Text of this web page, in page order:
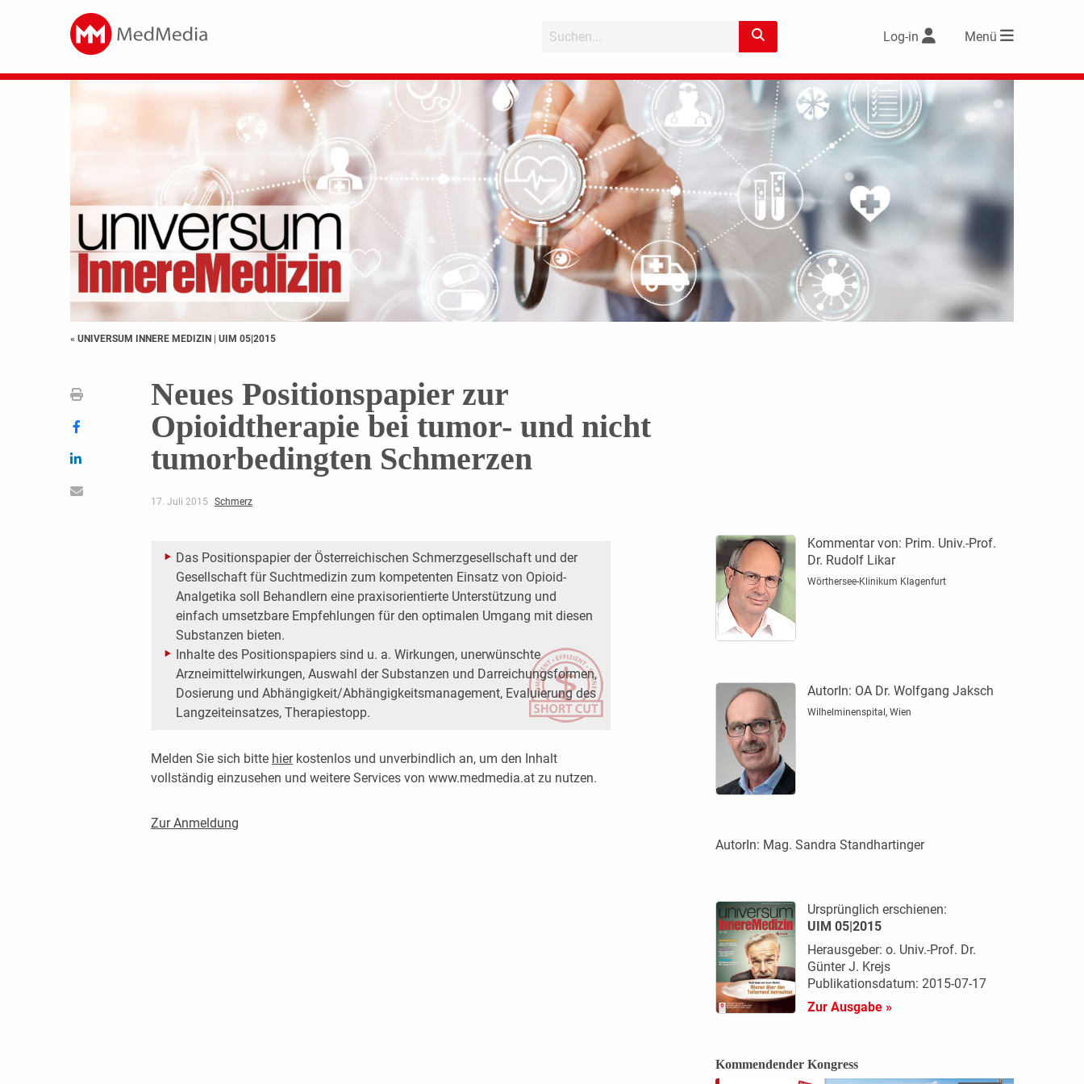
Log-in Menü
« UNIVERSUM INNERE MEDIZIN | UIM 05|2015
Neues Positionspapier zur
Opioidtherapie bei tumor- und nicht
tumorbedingten Schmerzen
17. Juli 2015 Schmerz
Das Positionspapier der Österreichischen Schmerzgesellschaft und der
Gesellschaft für Suchtmedizin zum kompetenten Einsatz von Opioid-
Analgetika soll Behandlern eine praxisorientierte Unterstützung und
einfach umsetzbare Empfehlungen für den optimalen Umgang mit diesen
Substanzen bieten.
Inhalte des Positionspapiers sind u. a. Wirkungen, unerwünschte
Arzneimittelwirkungen, Auswahl der Substanzen und Darreichungsformen,
Dosierung und Abhängigkeit/Abhängigkeitsmanagement, Evaluierung des
Langzeiteinsatzes, Therapiestopp.
Melden Sie sich bitte hierkostenlos und unverbindlich an, um den Inhalt
vollständig einzusehen und weitere Services von www.medmedia.at zu nutzen.
Zur Anmeldung
Kommentar von: Prim. Univ.-Prof.
Dr. Rudolf Likar
Wörthersee-Klinikum Klagenfurt
AutorIn: OA Dr. Wolfgang Jaksch
Wilhelminenspital, Wien
AutorIn: Mag. Sandra Standhartinger
Ursprünglich erschienen:
UIM 05|2015
Herausgeber: o. Univ.-Prof. Dr.
Günter J. Krejs
Publikationsdatum: 2015-07-17
Zur Ausgabe »
Kommendender Kongress